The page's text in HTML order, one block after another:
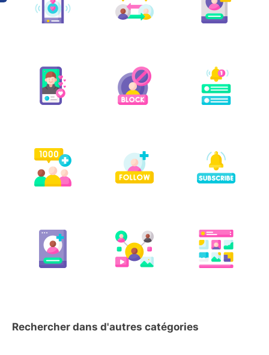
Rechercher dans d'autres catégories